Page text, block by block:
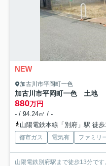
NEW
加古川市平岡町一色
加古川市平岡町一色 土地
880万円
- / 94.24㎡ / -
山陽電鉄本線「別府」駅 徒
都市ガス 電気有 ファミリ
山陽電鉄別府駅まで徒歩13分で